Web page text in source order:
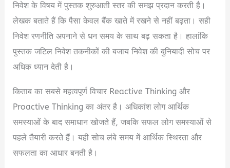
निवेश के विषय में पुस्तक शुरुआती स्तर की समझ प्रदान करती है।
लेखक बताते हैं कि पैसा केवल बैंक खाते में रखने से नहीं बढ़ता। सही
निवेश रणनीति अपनाने से धन समय के साथ बढ़ सकता है। हालांकि
पुस्तक जटिल निवेश तकनीकों की बजाय निवेश की बुनियादी सोच पर
अधिक ध्यान देती है।
किताब का सबसे महत्वपूर्ण विचार Reactive Thinking और
Proactive Thinking का अंतर है। अधिकांश लोग आर्थिक
समस्याओं के बाद समाधान खोजते हैं, जबकि सफल लोग समस्याओं से
पहले तैयारी करते हैं। यही सोच लंबे समय में आर्थिक स्थिरता और
सफलता का आधार बनती है।